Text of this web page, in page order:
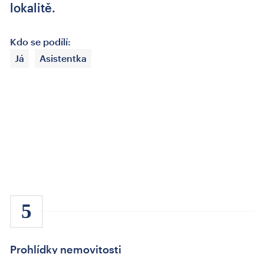
lokalitě.
Kdo se podílí:
Já
Asistentka
5
Prohlídky nemovitosti